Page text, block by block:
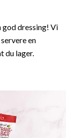
god dressing! Vi
en
du lager.